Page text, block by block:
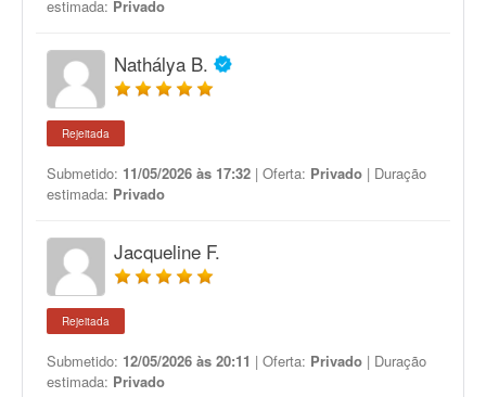
estimada: Privado
Nathálya B.
Rejeitada
Submetido: 11/05/2026 às 17:32 | Oferta: Privado | Duração
estimada: Privado
Jacqueline F.
Rejeitada
Submetido: 12/05/2026 às 20:11 | Oferta: Privado | Duração
estimada: Privado